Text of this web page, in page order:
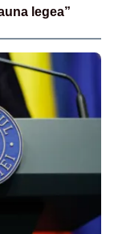
legea”